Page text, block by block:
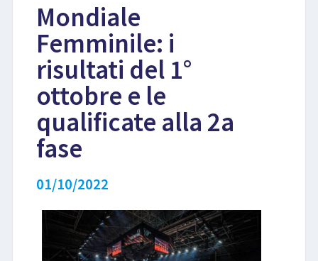
LIBRI
Mondiale
Femminile: i
risultati del 1°
ottobre e le
qualificate alla 2a
fase
01/10/2022